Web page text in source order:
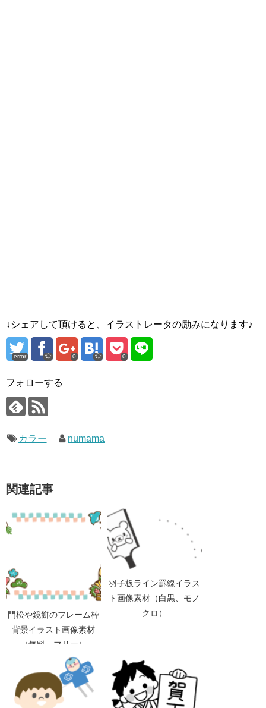
↓シェアして頂けると、イラストレータの励みになります♪
error 0 0
フォローする
カラー numama
関連記事
門松や鏡餅のフレーム枠
背景イラスト画像素材
（無料、フリー）
羽子板ライン罫線イラス
ト画像素材（白黒、モノ
クロ）